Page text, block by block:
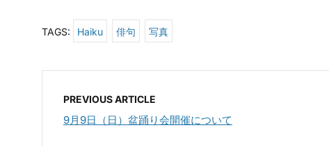
TAGS: Haiku 俳句 写真
PREVIOUS ARTICLE
9月9日（日）盆踊り会開催について